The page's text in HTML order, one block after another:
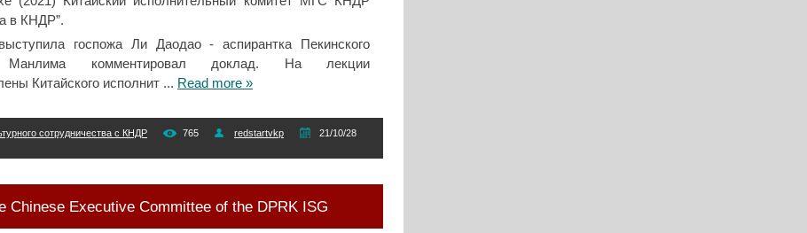
в КНДР”.
госпожа Ли Даодао - аспирантка Пекинского
Манлима комментировал доклад. На лекции
Китайского исполнит ... Read more »
сотрудничества с КНДР 765 redstartvkp
21/10/28
Chinese Executive Committee of the DPRK ISG